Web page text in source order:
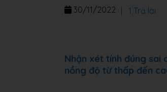
30/11/2022 1 Trả lời
Nhận xét tính đúng sai
nồng độ từ thấp đến